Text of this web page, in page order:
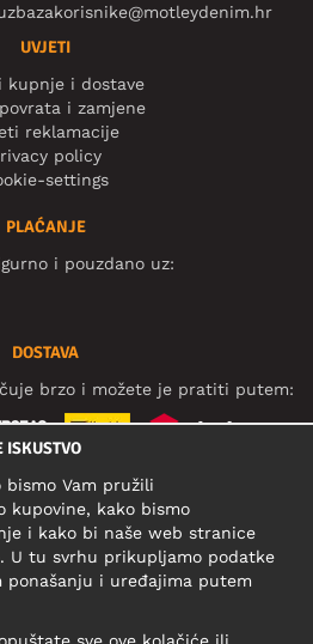
UVJETI
kupnje i dostave
i zamjene
reklamacije
policy
settings
PLAĆANJE
i pouzdano uz:
DOSTAVA
brzo i možete je pratiti putem:
MREŽE
ADRESA
ISKUSTVO
bismo Vam pružili
kupovine, kako bismo
i kako bi naše web stranice
U tu svrhu prikupljamo podatke
ponašanju i uređajima putem